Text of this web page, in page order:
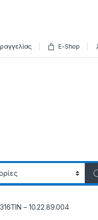
E-Shop
– 10.22.89.004